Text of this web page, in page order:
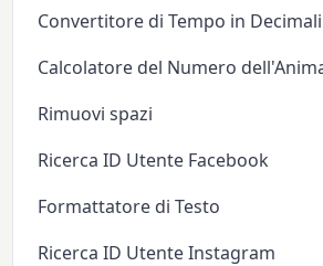
Convertitore di Tempo in Decimali
Calcolatore del Numero
Rimuovi spazi
Ricerca ID Utente Facebook
Formattatore di Testo
Ricerca ID Utente Instagram